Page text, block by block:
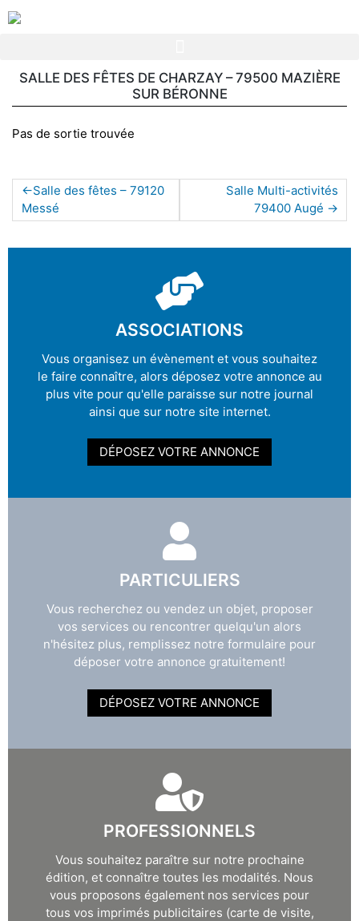
SALLE DES FÊTES DE CHARZAY – 79500 MAZIÈRE
SUR BÉRONNE
Pas de sortie trouvée
Salle des fêtes – 79120
Messé
Salle Multi-activités
79400 Augé
ASSOCIATIONS
Vous organisez un évènement et vous souhaitez
le faire connaître, alors déposez votre annonce au
plus vite pour qu'elle paraisse sur notre journal
ainsi que sur notre site internet.
DÉPOSEZ VOTRE ANNONCE
PARTICULIERS
Vous recherchez ou vendez un objet, proposer
vos services ou rencontrer quelqu'un alors
n'hésitez plus, remplissez notre formulaire pour
déposer votre annonce gratuitement!
DÉPOSEZ VOTRE ANNONCE
PROFESSIONNELS
Vous souhaitez paraître sur notre prochaine
édition, et connaître toutes les modalités. Nous
vous proposons également nos services pour
tous vos imprimés publicitaires (carte de visite,